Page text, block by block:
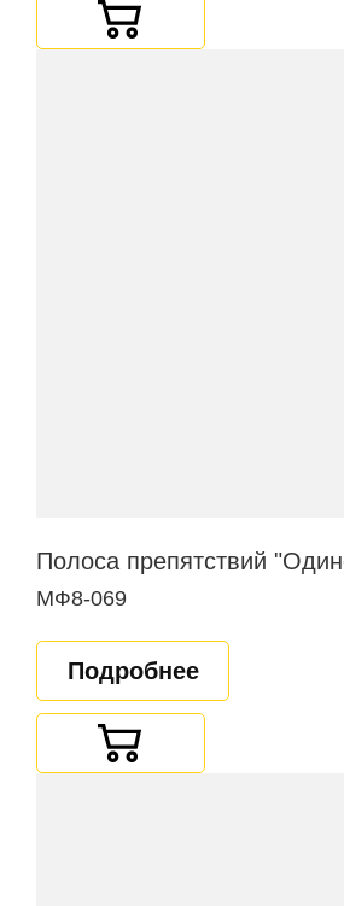
Полоса препятствий
МФ8-069
Подробнее